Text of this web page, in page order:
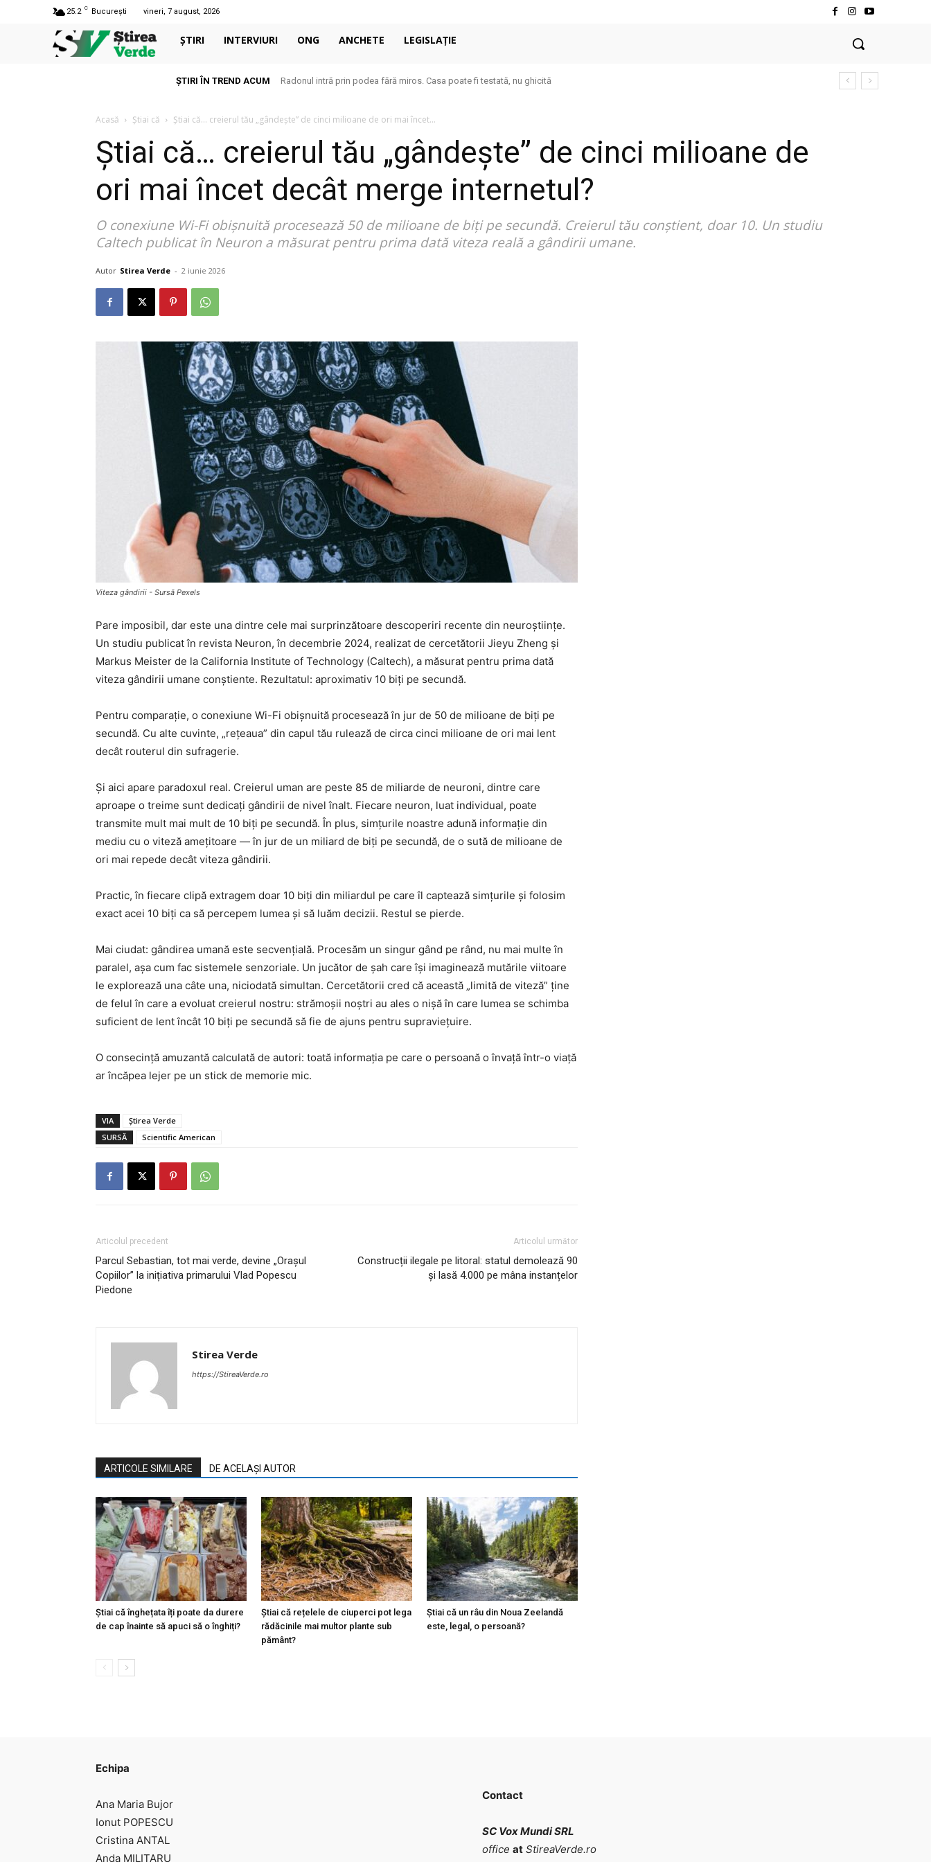
25.2 C București vineri, 7 august, 2026
ȘTIRI INTERVIURI ONG ANCHETE LEGISLAȚIE
ȘTIRI ÎN TREND ACUM Radonul intră prin podea fără miros. Casa poate fi testată, nu ghicită
Acasă Știai că Știai că… creierul tău „gândește” de cinci milioane de ori mai încet...
Știai că… creierul tău „gândește” de cinci milioane de
ori mai încet decât merge internetul?
O conexiune Wi-Fi obișnuită procesează 50 de milioane de biți pe secundă. Creierul tău conștient, doar 10. Un studiu
Caltech publicat în Neuron a măsurat pentru prima dată viteza reală a gândirii umane.
Autor Stirea Verde - 2 iunie 2026
Viteza gândirii - Sursă Pexels
Pare imposibil, dar este una dintre cele mai surprinzătoare descoperiri recente din neuroștiințe.
Un studiu publicat în revista Neuron, în decembrie 2024, realizat de cercetătorii Jieyu Zheng și
Markus Meister de la California Institute of Technology (Caltech), a măsurat pentru prima dată
viteza gândirii umane conștiente. Rezultatul: aproximativ 10 biți pe secundă.
Pentru comparație, o conexiune Wi-Fi obișnuită procesează în jur de 50 de milioane de biți pe
secundă. Cu alte cuvinte, „rețeaua” din capul tău rulează de circa cinci milioane de ori mai lent
decât routerul din sufragerie.
Și aici apare paradoxul real. Creierul uman are peste 85 de miliarde de neuroni, dintre care
aproape o treime sunt dedicați gândirii de nivel înalt. Fiecare neuron, luat individual, poate
transmite mult mai mult de 10 biți pe secundă. În plus, simțurile noastre adună informație din
mediu cu o viteză amețitoare — în jur de un miliard de biți pe secundă, de o sută de milioane de
ori mai repede decât viteza gândirii.
Practic, în fiecare clipă extragem doar 10 biți din miliardul pe care îl captează simțurile și folosim
exact acei 10 biți ca să percepem lumea și să luăm decizii. Restul se pierde.
Mai ciudat: gândirea umană este secvențială. Procesăm un singur gând pe rând, nu mai multe în
paralel, așa cum fac sistemele senzoriale. Un jucător de șah care își imaginează mutările viitoare
le explorează una câte una, niciodată simultan. Cercetătorii cred că această „limită de viteză” ține
de felul în care a evoluat creierul nostru: strămoșii noștri au ales o nișă în care lumea se schimba
suficient de lent încât 10 biți pe secundă să fie de ajuns pentru supraviețuire.
O consecință amuzantă calculată de autori: toată informația pe care o persoană o învață într-o viață
ar încăpea lejer pe un stick de memorie mic.
VIA
Știrea Verde
SURSĂ
Scientific American
Articolul precedent
Parcul Sebastian, tot mai verde, devine „Orașul
Copiilor” la inițiativa primarului Vlad Popescu
Piedone
Articolul următor
Construcții ilegale pe litoral: statul demolează 90
și lasă 4.000 pe mâna instanțelor
Stirea Verde
https://StireaVerde.ro
ARTICOLE SIMILARE DE ACELAȘI AUTOR
Știai că înghețata îți poate da durere
de cap înainte să apuci să o înghiți?
Știai că rețelele de ciuperci pot lega
rădăcinile mai multor plante sub
pământ?
Știai că un râu din Noua Zeelandă
este, legal, o persoană?
Echipa
Ana Maria Bujor
Ionut POPESCU
Cristina ANTAL
Anda MILITARU
Contact
SC Vox Mundi SRL
office at StireaVerde.ro